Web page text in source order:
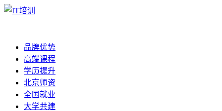
品牌优势
高端课程
学历提升
北京师资
全国就业
大学共建